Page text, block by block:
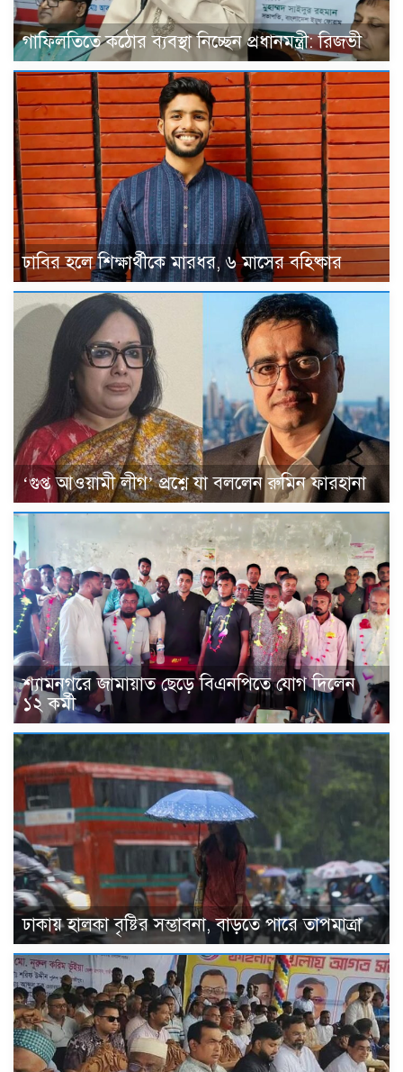
গাফিলতিতে কঠোর ব্যবস্থা নিচ্ছেন প্রধানমন্ত্রী: রিজভী
ঢাবির হলে শিক্ষার্থীকে মারধর, ৬ মাসের বহিষ্কার
‘গুপ্ত আওয়ামী লীগ’ প্রশ্নে যা বললেন রুমিন ফারহানা
শ্যামনগরে জামায়াত ছেড়ে বিএনপিতে যোগ দিলেন
১২ কর্মী
ঢাকায় হালকা বৃষ্টির সম্ভাবনা, বাড়তে পারে তাপমাত্রা